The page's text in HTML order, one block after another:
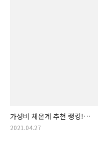
가성비 체온계 추천 랭킹!
체온계 순위! (코로나 체온계,
2021.04.27